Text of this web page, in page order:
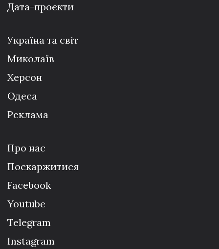
Дата-проєкти
Україна та світ
Миколаїв
Херсон
Одеса
Реклама
Про нас
Поскаржитися
Facebook
Youtube
Telegram
Instagram